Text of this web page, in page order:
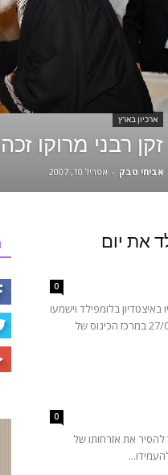
ארכיון בארץ
זקן רבני מרוקו
אביחי טבק - אפריל 10, 2007
את יום
0
באיצטדיון בלומפילד וישמעו
פסק הלכה חדש נגד ממשלת אולמרט. עמיעד טאוב 27/03/2007 במרכז הכינוס של
0
להסיר את אזרחותו של